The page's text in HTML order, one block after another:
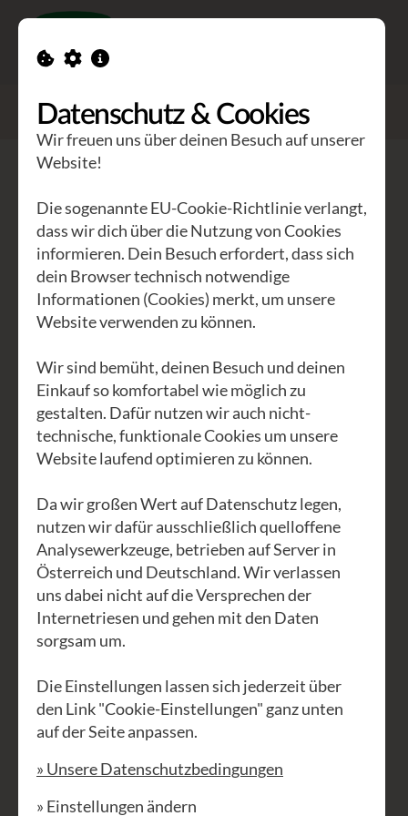
> Weben am Webrahmen für Anfänger
Anfänger
Wollig, wild und wunderbar
Endlich mal was Richtiges anzetteln,
Kamm scheren, und den Faden dabei
nicht verlieren. Das alles kannst du bei
Christiane lernen. Beim Weben auf
modernen Gatterkamm - Webrahmen
entstehen wollige Kunstwerke.
Keine Sorge, musst nicht wissen, was
ein Gatterkamm ist – das erklären wir
dir! Und am Ende wirst du nicht nur
schlauer, sondern auch stolzer Besitzer
deiner ersten selbst gewebten
Meisterwerke sein. Du lernst alle
Schritte vom Einrichten des Webgeräts
über die richtige Materialwahl und
Webtechnik bis zum Drehen der
Fransen am Schluss. Alles was du
Datenschutz & Cookies
Wir freuen uns über deinen Besuch auf unserer
Website!
Die sogenannte EU-Cookie-Richtlinie verlangt,
dass wir dich über die Nutzung von Cookies
informieren. Dein Besuch erfordert, dass sich
dein Browser technisch notwendige
Informationen (Cookies) merkt, um unsere
Website verwenden zu können.
Wir sind bemüht, deinen Besuch und deinen
Einkauf so komfortabel wie möglich zu
gestalten. Dafür nutzen wir auch nicht-
technische, funktionale Cookies um unsere
Website laufend optimieren zu können.
Da wir großen Wert auf Datenschutz legen,
nutzen wir dafür ausschließlich quelloffene
Analysewerkzeuge, betrieben auf Server in
Österreich und Deutschland. Wir verlassen
uns dabei nicht auf die Versprechen der
Internetriesen und gehen mit den Daten
sorgsam um.
Die Einstellungen lassen sich jederzeit über
den Link "Cookie-Einstellungen" ganz unten
auf der Seite anpassen.
» Unsere Datenschutzbedingungen
» Einstellungen ändern